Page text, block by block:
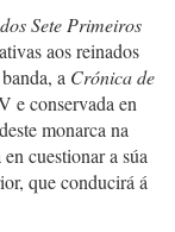
Sete Primeiros
aos reinados
a Crónica de
e conservada en
monarca na
cuestionar a súa
que conducirá á